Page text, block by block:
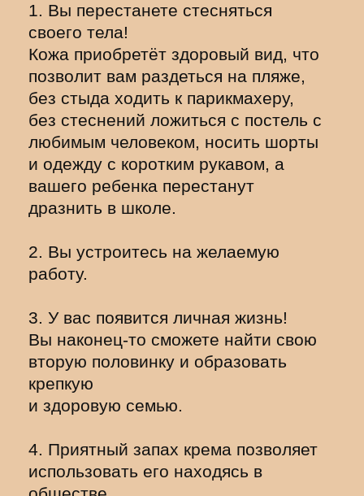
1. Вы перестанете стесняться
своего тела!
Кожа приобретёт здоровый вид, что
позволит вам раздеться на пляже,
без стыда ходить к парикмахеру,
без стеснений ложиться с постель с
любимым человеком, носить шорты
и одежду с коротким рукавом, а
вашего ребенка перестанут
дразнить в школе.
2. Вы устроитесь на желаемую
работу.
3. У вас появится личная жизнь!
Вы наконец-то сможете найти свою
вторую половинку и образовать
крепкую
и здоровую семью.
4. Приятный запах крема позволяет
использовать его находясь в